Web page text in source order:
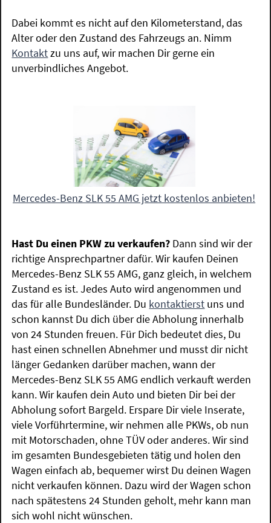
Dabei kommt es nicht auf den Kilometerstand, das
Alter oder den Zustand des Fahrzeugs an. Nimm
Kontaktzu uns auf, wir machen Dir gerne ein
unverbindliches Angebot.
Mercedes-Benz SLK 55 AMG jetzt kostenlos anbieten!
Hast Du einen PKW zu verkaufen? Dann sind wir der
richtige Ansprechpartner dafür. Wir kaufen Deinen
Mercedes-Benz SLK 55 AMG, ganz gleich, in welchem
Zustand es ist. Jedes Auto wird angenommen und
das für alle Bundesländer. Du kontaktierst uns und
schon kannst Du dich über die Abholung innerhalb
von 24 Stunden freuen. Für Dich bedeutet dies, Du
hast einen schnellen Abnehmer und musst dir nicht
länger Gedanken darüber machen, wann der
Mercedes-Benz SLK 55 AMG endlich verkauft werden
kann. Wir kaufen dein Auto und bieten Dir bei der
Abholung sofort Bargeld. Erspare Dir viele Inserate,
viele Vorführtermine, wir nehmen alle PKWs, ob nun
mit Motorschaden, ohne TÜV oder anderes. Wir sind
im gesamten Bundesgebieten tätig und holen den
Wagen einfach ab, bequemer wirst Du deinen Wagen
nicht verkaufen können. Dazu wird der Wagen schon
nach spätestens 24 Stunden geholt, mehr kann man
sich wohl nicht wünschen.